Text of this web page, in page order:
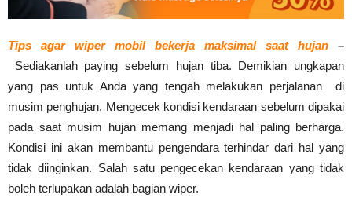
Tips agar wiper mobil bekerja maksimal saat hujan –
Sediakanlah paying sebelum hujan tiba. Demikian ungkapan
yang pas untuk Anda yang tengah melakukan perjalanan di
musim penghujan. Mengecek kondisi kendaraan sebelum dipakai
pada saat musim hujan memang menjadi hal paling berharga.
Kondisi ini akan membantu pengendara terhindar dari hal yang
tidak diinginkan. Salah satu pengecekan kendaraan yang tidak
boleh terlupakan adalah bagian wiper.